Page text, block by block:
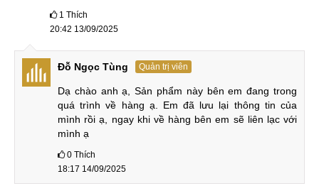
1 Thích
20:42 13/09/2025
Đỗ Ngọc Tùng Quản trị viên
Dạ chào anh ạ, Sản phẩm này bên em đang trong
quá trình về hàng ạ. Em đã lưu lại thông tin của
mình rồi ạ, ngay khi về hàng bên em sẽ liên lạc với
mình ạ
0 Thích
18:17 14/09/2025